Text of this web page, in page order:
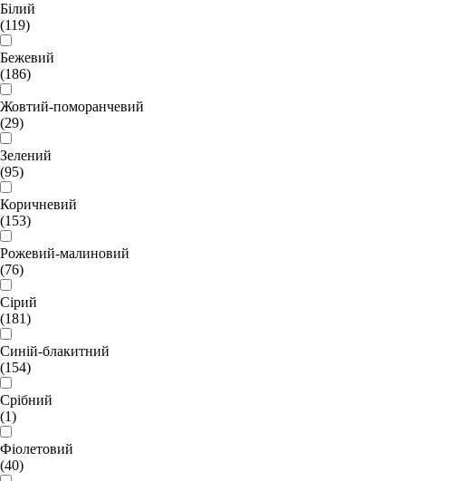
Білий
(119)
Бежевий
(186)
Жовтий-поморанчевий
(29)
Зелений
(95)
Коричневий
(153)
Рожевий-малиновий
(76)
Сірий
(181)
Синій-блакитний
(154)
Срібний
(1)
Фіолетовий
(40)